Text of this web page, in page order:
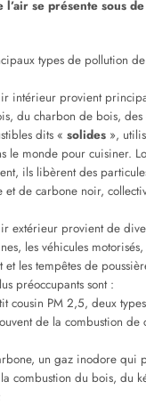
l’air se présente sous
types de pollution
intérieur provient
du charbon de bois, des
dits « solides »,
le monde pour cuisiner.
ils libèrent des
et de carbone noir,
extérieur provient de
les véhicules
les tempêtes de
préoccupants sont :
cousin PM 2,5, deux
de la combustion de
un gaz inodore qui
combustion du bois, du